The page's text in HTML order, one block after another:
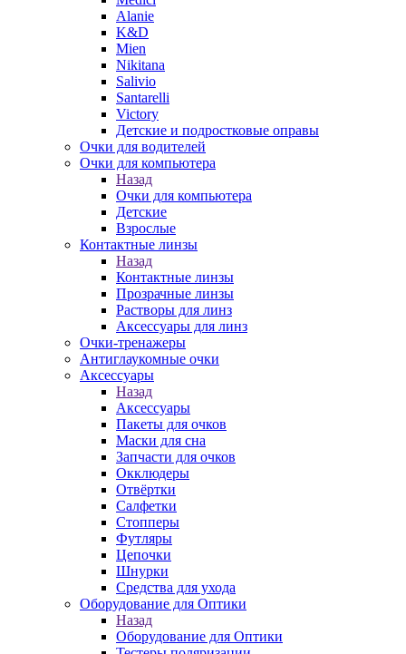
Alanie
K&D
Mien
Nikitana
Salivio
Santarelli
Victory
Детские и подростковые оправы
Очки для водителей
Очки для компьютера
Назад
Очки для компьютера
Детские
Взрослые
Контактные линзы
Назад
Контактные линзы
Прозрачные линзы
Растворы для линз
Аксессуары для линз
Очки-тренажеры
Антиглаукомные очки
Аксессуары
Назад
Аксессуары
Пакеты для очков
Маски для сна
Запчасти для очков
Окклюдеры
Отвёртки
Салфетки
Стопперы
Футляры
Цепочки
Шнурки
Средства для ухода
Оборудование для Оптики
Назад
Оборудование для Оптики